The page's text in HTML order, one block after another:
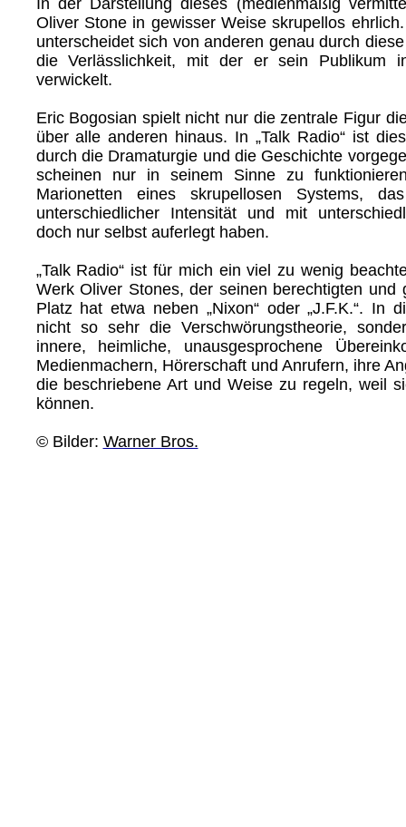
Oliver Stone in gewisser Weise skrupellos
unterscheidet sich von anderen genau durch
die Verlässlichkeit, mit der er sein Publikum
verwickelt.
Eric Bogosian spielt nicht nur die zentrale Figur
über alle anderen hinaus. In „Talk Radio“ ist
durch die Dramaturgie und die Geschichte
scheinen nur in seinem Sinne zu
Marionetten eines skrupellosen Systems,
unterschiedlicher Intensität und mit
doch nur selbst auferlegt haben.
„Talk Radio“ ist für mich ein viel zu wenig
Werk Oliver Stones, der seinen berechtigten und
Platz hat etwa neben „Nixon“ oder „J.F.K.“. In
nicht so sehr die Verschwörungstheorie,
innere, heimliche, unausgesprochene
Medienmachern, Hörerschaft und Anrufern, ihre
die beschriebene Art und Weise zu regeln, weil
können.
© Bilder: Warner Bros.